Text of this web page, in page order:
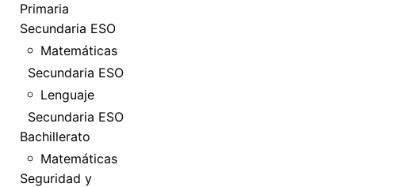
Primaria
Secundaria ESO
Matemáticas
Secundaria ESO
Lenguaje
Secundaria ESO
Bachillerato
Matemáticas
Seguridad y